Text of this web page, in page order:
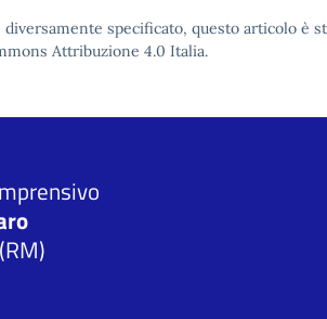
diversamente specificato, questo articolo è
Attribuzione 4.0 Italia.